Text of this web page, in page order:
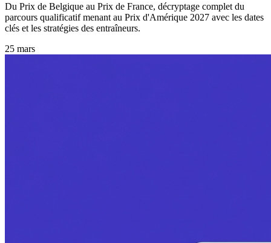
Du Prix de Belgique au Prix de France, décryptage complet du
parcours qualificatif menant au Prix d'Amérique 2027 avec les dates
clés et les stratégies des entraîneurs.
25 mars